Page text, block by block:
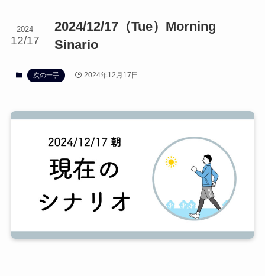
2024/12/17（Tue）Morning
Sinario
2024
12/17
次の一手 2024年12月17日